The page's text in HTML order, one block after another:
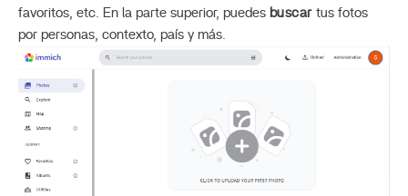
favoritos, etc. En la parte superior, puedes buscartus fotos
por personas, contexto, país y más.